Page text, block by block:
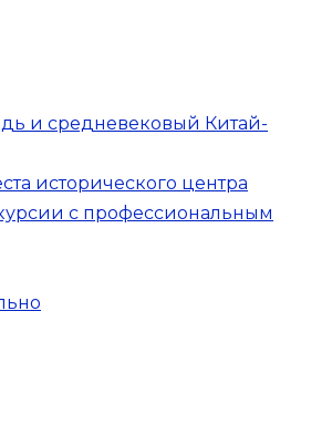
и средневековый Китай-
исторического центра
с профессиональным